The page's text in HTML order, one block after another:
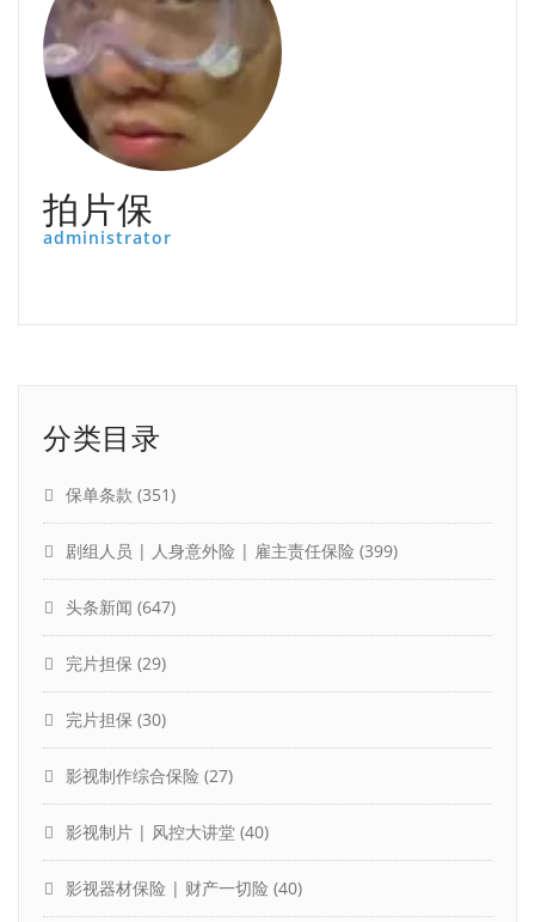
拍片保
administrator
分类目录
保单条款 (351)
剧组人员 | 人身意外险 | 雇主责任保险 (399)
头条新闻 (647)
完片担保 (29)
完片担保 (30)
影视制作综合保险 (27)
影视制片 | 风控大讲堂 (40)
影视器材保险 | 财产一切险 (40)